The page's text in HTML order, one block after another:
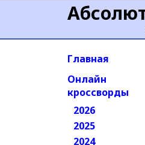
Главная
Онлайн
кроссворды
2026
2025
2024